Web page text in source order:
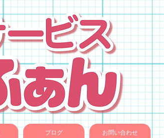
ブログ お問い合わせ